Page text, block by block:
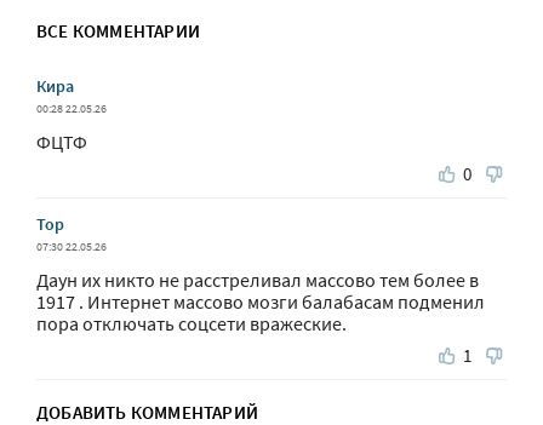
ВСЕ КОММЕНТАРИИ
Кира
00:28 22.05.26
ФЦТФ
0
Тор
07:30 22.05.26
Даун их никто не расстреливал массово тем более в
1917 . Интернет массово мозги балабасам подменил
пора отключать соцсети вражеские.
1
ДОБАВИТЬ КОММЕНТАРИЙ